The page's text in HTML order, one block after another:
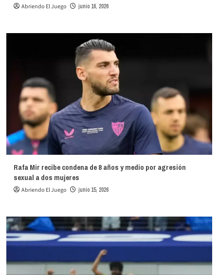
Abriendo El Juego junio 16, 2026
Rafa Mir recibe condena de 8 años y medio por agresión
sexual a dos mujeres
Abriendo El Juego junio 15, 2026